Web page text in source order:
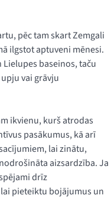
pēc tam skart Zemgali
ilgstot aptuveni mēnesi.
baseinos, taču
vai grāvju
ikvienu, kurš atrodas
pasākumus, kā arī
lai zinātu,
aizsardzība. Ja
drīz
pieteiktu bojājumus un